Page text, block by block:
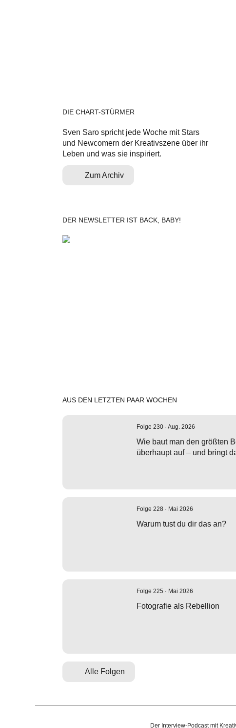
DIE CHART-STÜRMER
Sven Saro spricht jede Woche mit Stars
und Newcomern der Kreativszene über ihr
Leben und was sie inspiriert.
Zum Archiv
DER NEWSLETTER IST BACK, BABY!
AUS DEN LETZTEN PAAR WOCHEN
Folge 230 · Aug. 2026
Wie baut man den größten
überhaupt auf – und bringt
Folge 228 · Mai 2026
Warum tust du dir das an?
Folge 225 · Mai 2026
Fotografie als Rebellion
Alle Folgen
Der Interview-Podcast mit